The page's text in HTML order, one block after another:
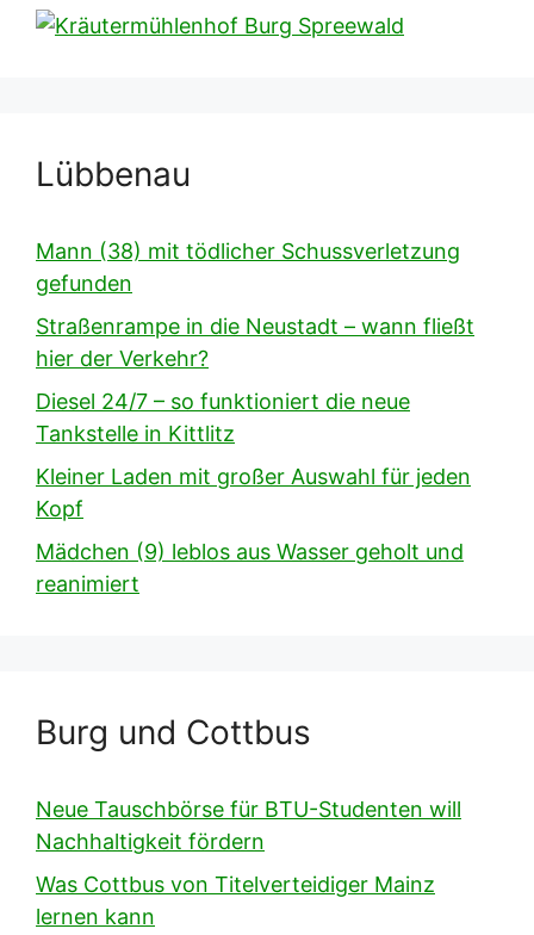
Lübbenau
Mann (38) mit tödlicher Schussverletzung
gefunden
Straßenrampe in die Neustadt – wann fließt
hier der Verkehr?
Diesel 24/7 – so funktioniert die neue
Tankstelle in Kittlitz
Kleiner Laden mit großer Auswahl für jeden
Kopf
Mädchen (9) leblos aus Wasser geholt und
reanimiert
Burg und Cottbus
Neue Tauschbörse für BTU-Studenten will
Nachhaltigkeit fördern
Was Cottbus von Titelverteidiger Mainz
lernen kann